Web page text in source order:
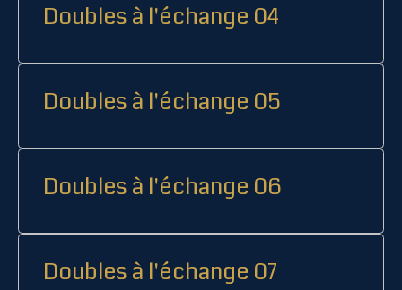
Doubles à l'échange 04
Doubles à l'échange 05
Doubles à l'échange 06
Doubles à l'échange 07